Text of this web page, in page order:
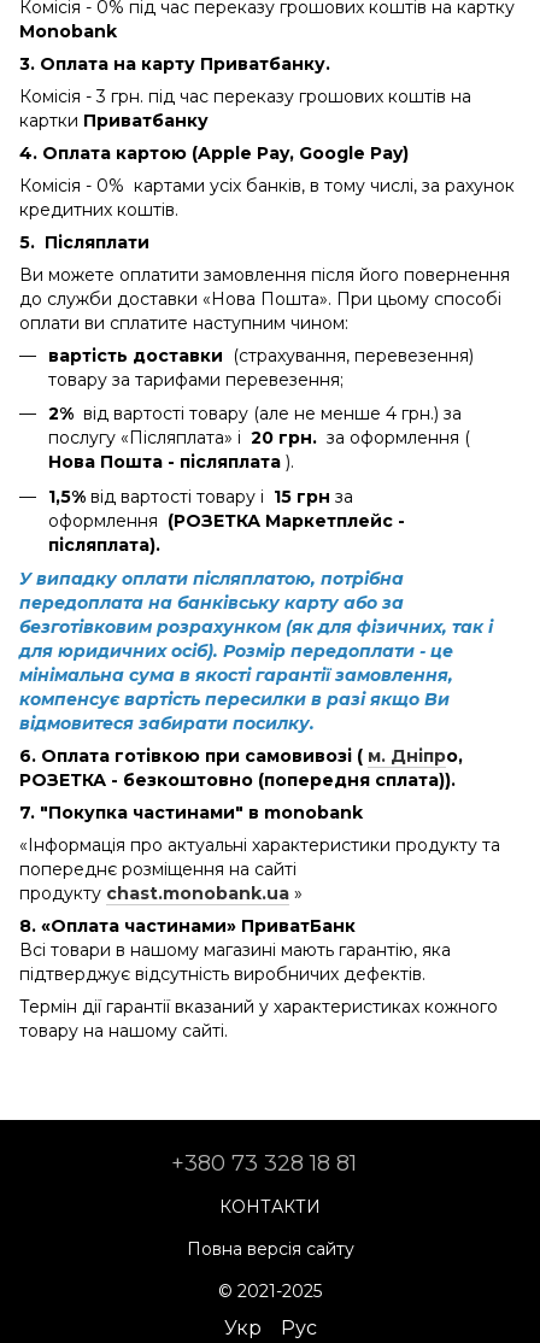
Комісія - 0% під час переказу грошових коштів на картку
Monobank
3. Оплата на карту Приватбанку.
Комісія - 3 грн. під час переказу грошових коштів на
картки Приватбанку
4. Оплата картою (Apple Pay, Google Pay)
Комісія - 0% картами усіх банків, в тому числі, за рахунок
кредитних коштів.
5. Післяплати
Ви можете оплатити замовлення після його повернення
до служби доставки «Нова Пошта». При цьому способі
оплати ви сплатите наступним чином:
вартість доставки (страхування, перевезення)
товару за тарифами перевезення;
2% від вартості товару (але не менше 4 грн.) за
послугу «Післяплата» і 20 грн. за оформлення (
Нова Пошта - післяплата ).
1,5% від вартості товару і 15 грн за
оформлення (РОЗЕТКА Маркетплейс -
післяплата).
У випадку оплати післяплатою, потрібна
передоплата на банківську карту або за
безготівковим розрахунком (як для фізичних, так і
для юридичних осіб). Розмір передоплати - це
мінімальна сума в якості гарантії замовлення,
компенсує вартість пересилки в разі якщо Ви
відмовитеся забирати посилку.
6. Оплата готівкою при самовивозі ( м. Дніпро,
РОЗЕТКА - безкоштовно (попередня сплата)).
7. "Покупка частинами" в monobank
«Інформація про актуальні характеристики продукту та
попереднє розміщення на сайті
продукту chast.monobank.ua »
8. «Оплата частинами» ПриватБанк
Всі товари в нашому магазині мають гарантію, яка
підтверджує відсутність виробничих дефектів.
Термін дії гарантії вказаний у характеристиках кожного
товару на нашому сайті.
+380 73 328 18 81
КОНТАКТИ
Повна версія сайту
© 2021-2025
Укр Рус